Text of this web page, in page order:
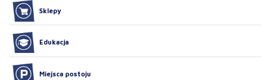
Sklepy
Edukacja
Miejsca postoju